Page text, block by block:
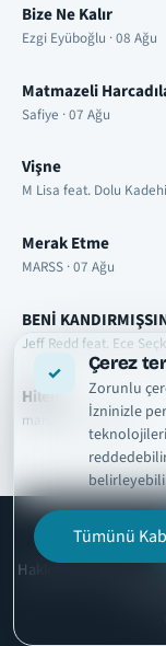
Çerez
Zorunlu
İzninizle
Tümünü
Bize Ne Kalır
Ezgi Eyüboğlu · 08 Ağu
Matmazeli
Safiye · 07 Ağu
Vişne
M Lisa feat. Dolu
Merak Etme
MARSS · 07 Ağu
BENİ
Jeff Redd feat. Ece
Hileli
manifest · 07 Ağu
HakkımızdaTelif ve